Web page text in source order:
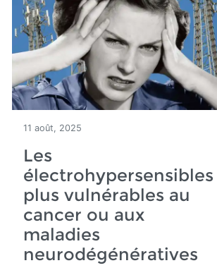
11 août, 2025
Les
électrohypersensibles
plus vulnérables au
cancer ou aux
maladies
neurodégénératives